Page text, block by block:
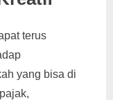
terus
yang bisa di